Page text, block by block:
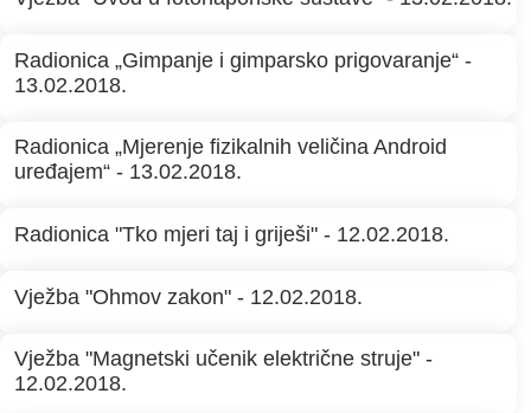
Radionica „Gimpanje i gimparsko prigovaranje“ -
13.02.2018.
Radionica „Mjerenje fizikalnih veličina Android
uređajem“ - 13.02.2018.
Radionica "Tko mjeri taj i griješi" - 12.02.2018.
Vježba "Ohmov zakon" - 12.02.2018.
Vježba "Magnetski učenik električne struje" -
12.02.2018.